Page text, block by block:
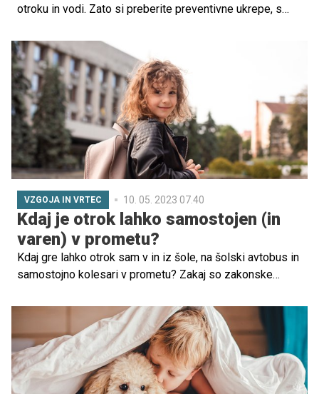
otroku in vodi. Zato si preberite preventivne ukrepe, s
preprečili neželena tveganja za utopitev.
VZGOJA IN VRTEC 10. 05. 2023 07.40
Kdaj je otrok lahko samostojen (in
varen) v prometu?
Kdaj gre lahko otrok sam v in iz šole, na šolski avtobus in
samostojno kolesari v prometu? Zakaj so zakonske
udeležbo v prometu? Pojasnjujejo na Javni agenciji za
varnost prometa in policiji.